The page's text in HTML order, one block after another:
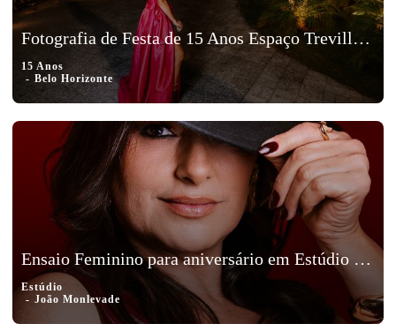
Fotografia de Festa de 15 Anos Espaço Treville na Pampulha em Belo Horizonte, MG - Alice
15 Anos
Belo Horizonte
Ensaio Feminino para aniversário em Estúdio em João Monlevade - Vaninha
Estúdio
João Monlevade